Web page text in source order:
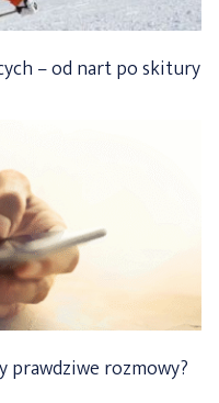
– od nart po skitury
prawdziwe rozmowy?